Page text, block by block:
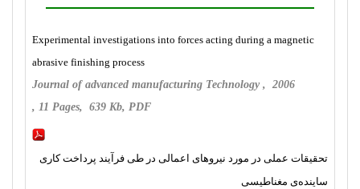
Experimental investigations into forces acting during a magnetic
abrasive finishing process
Journal of advanced manufacturing Technology , 2006
, 11 Pages, 639 Kb, PDF
تحقیقات عملی در مورد نیروهای اعمالی در طی فرآیند پرداخت کاری
ساینده‌ی مغناطیسی